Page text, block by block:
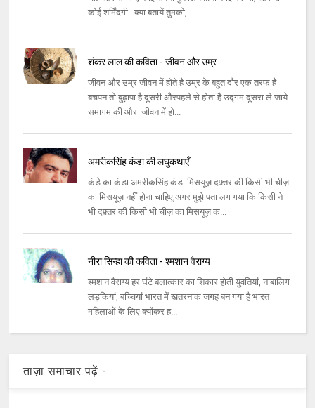
कोई शर्मिंदगी…क्या बतायें तुमको, ...
शंकर लाल की कविता - जीवन और उम्र
जीवन और उम्र जीवन में होते है उम्र के बहुत दौर एक तरफ है
बचपन तो बुढ़ापा है दूसरी औरपहले से होता है उद्गम दूसरा ले जाये
समागम की और जीवन में हो...
अमरीकसिंह कंडा की लघुकथाएँ
कंडे का कंडा अमरीकसिंह कंडा मिसयूज़ दफ़्तर की किसी भी चीज़
का मिसयूज़ नहीं होना चाहिए,अगर मुझे पता लग गया कि किसी ने
भी दफ़्तर की किसी भी चीज़ का मिसयूज़ क...
नीरा सिन्हा की कविता - श्मशान वैराग्य
श्‍मशान वैराग्‍य हर घंटे बलात्‍कार का शिकार होती युवतियां, नाबालिग
लड़कियां, बच्‍चियां भारत में खतरनाक जगह बन गया है भारत
महिलाओं के लिए क्‍योंकर ह...
ताज़ा समाचार पढ़ें -